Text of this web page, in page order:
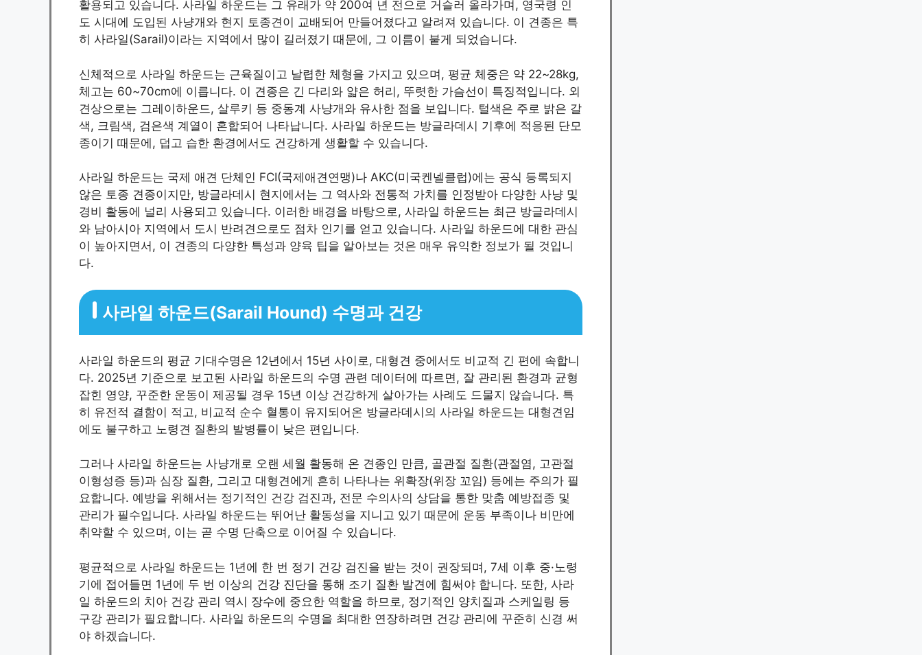
활용되고 있습니다. 사라일 하운드는 그 유래가 약 200여 년 전으로 거슬러 올라가며, 영국령 인
도 시대에 도입된 사냥개와 현지 토종견이 교배되어 만들어졌다고 알려져 있습니다. 이 견종은 특
히 사라일(Sarail)이라는 지역에서 많이 길러졌기 때문에, 그 이름이 붙게 되었습니다.
신체적으로 사라일 하운드는 근육질이고 날렵한 체형을 가지고 있으며, 평균 체중은 약 22~28kg,
체고는 60~70cm에 이릅니다. 이 견종은 긴 다리와 얇은 허리, 뚜렷한 가슴선이 특징적입니다. 외
견상으로는 그레이하운드, 살루키 등 중동계 사냥개와 유사한 점을 보입니다. 털색은 주로 밝은 갈
색, 크림색, 검은색 계열이 혼합되어 나타납니다. 사라일 하운드는 방글라데시 기후에 적응된 단모
종이기 때문에, 덥고 습한 환경에서도 건강하게 생활할 수 있습니다.
사라일 하운드는 국제 애견 단체인 FCI(국제애견연맹)나 AKC(미국켄넬클럽)에는 공식 등록되지
않은 토종 견종이지만, 방글라데시 현지에서는 그 역사와 전통적 가치를 인정받아 다양한 사냥 및
경비 활동에 널리 사용되고 있습니다. 이러한 배경을 바탕으로, 사라일 하운드는 최근 방글라데시
와 남아시아 지역에서 도시 반려견으로도 점차 인기를 얻고 있습니다. 사라일 하운드에 대한 관심
이 높아지면서, 이 견종의 다양한 특성과 양육 팁을 알아보는 것은 매우 유익한 정보가 될 것입니
다.
사라일 하운드(Sarail Hound) 수명과 건강
사라일 하운드의 평균 기대수명은 12년에서 15년 사이로, 대형견 중에서도 비교적 긴 편에 속합니
다. 2025년 기준으로 보고된 사라일 하운드의 수명 관련 데이터에 따르면, 잘 관리된 환경과 균형
잡힌 영양, 꾸준한 운동이 제공될 경우 15년 이상 건강하게 살아가는 사례도 드물지 않습니다. 특
히 유전적 결함이 적고, 비교적 순수 혈통이 유지되어온 방글라데시의 사라일 하운드는 대형견임
에도 불구하고 노령견 질환의 발병률이 낮은 편입니다.
그러나 사라일 하운드는 사냥개로 오랜 세월 활동해 온 견종인 만큼, 골관절 질환(관절염, 고관절
이형성증 등)과 심장 질환, 그리고 대형견에게 흔히 나타나는 위확장(위장 꼬임) 등에는 주의가 필
요합니다. 예방을 위해서는 정기적인 건강 검진과, 전문 수의사의 상담을 통한 맞춤 예방접종 및
관리가 필수입니다. 사라일 하운드는 뛰어난 활동성을 지니고 있기 때문에 운동 부족이나 비만에
취약할 수 있으며, 이는 곧 수명 단축으로 이어질 수 있습니다.
평균적으로 사라일 하운드는 1년에 한 번 정기 건강 검진을 받는 것이 권장되며, 7세 이후 중·노령
기에 접어들면 1년에 두 번 이상의 건강 진단을 통해 조기 질환 발견에 힘써야 합니다. 또한, 사라
일 하운드의 치아 건강 관리 역시 장수에 중요한 역할을 하므로, 정기적인 양치질과 스케일링 등
구강 관리가 필요합니다. 사라일 하운드의 수명을 최대한 연장하려면 건강 관리에 꾸준히 신경 써
야 하겠습니다.